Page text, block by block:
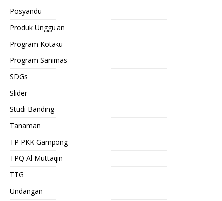
Posyandu
Produk Unggulan
Program Kotaku
Program Sanimas
SDGs
Slider
Studi Banding
Tanaman
TP PKK Gampong
TPQ Al Muttaqin
TTG
Undangan